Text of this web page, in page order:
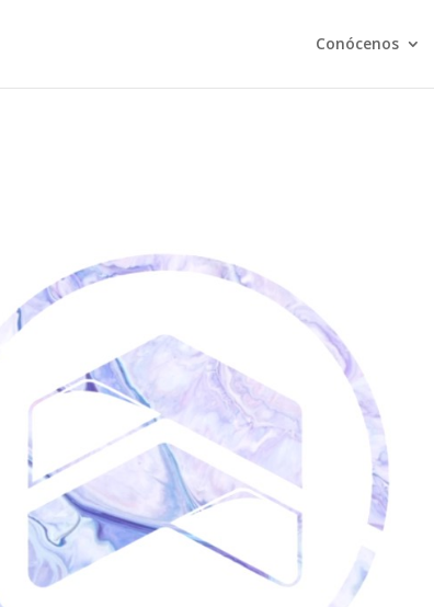
Conócenos